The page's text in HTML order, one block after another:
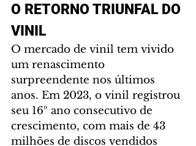
O RETORNO TRIUNFAL DO
VINIL
O mercado de vinil tem vivido
um renascimento
surpreendente nos últimos
anos. Em 2023, o vinil registrou
seu 16º ano consecutivo de
crescimento, com mais de 43
milhões de discos vendidos